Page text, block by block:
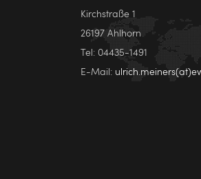
Kirchstraße 1
26197 Ahlhorn
Tel: 04435-1491
E-Mail: